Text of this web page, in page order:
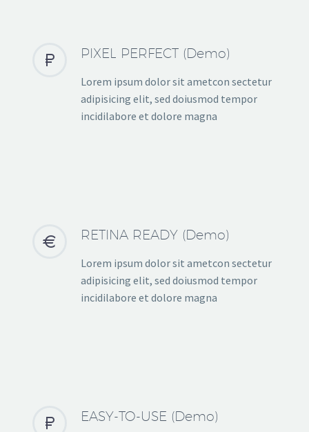

 PIXEL PERFECT (Demo)
Lorem ipsum dolor sit ametcon sectetur
adipisicing elit, sed doiusmod tempor
incidilabore et dolore magna

 RETINA READY (Demo)
Lorem ipsum dolor sit ametcon sectetur
adipisicing elit, sed doiusmod tempor
incidilabore et dolore magna

 EASY-TO-USE (Demo)